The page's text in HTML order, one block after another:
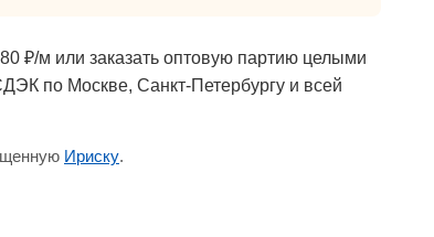
₽/м или заказать оптовую партию целыми
по Москве, Санкт-Петербургу и всей
Ириску.